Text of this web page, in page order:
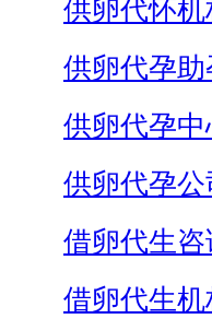
供卵代怀机
供卵代孕助
供卵代孕中
供卵代孕公
借卵代生咨
借卵代生机